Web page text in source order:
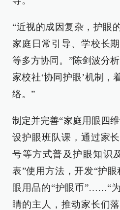
“近视的成因复杂，护眼
家庭日常引导、学校长
等多方协同。”陈剑波分
家校社‘协同护眼’机制，
络。”
制定并完善“家庭用眼四
设护眼班队课，通过家
号等方式普及护眼知识
表”使用方法，开发“护
眼用品的“护眼币”……“
睛的主人，推动家长们